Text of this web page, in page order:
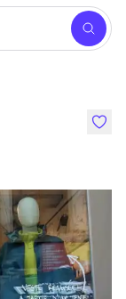
Zoek
like